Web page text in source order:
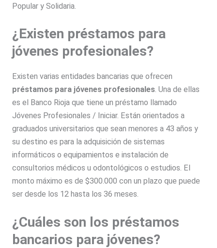
Popular y Solidaria.
¿Existen préstamos para
jóvenes profesionales?
Existen varias entidades bancarias que ofrecen
préstamos para jóvenes profesionales. Una de ellas
es el Banco Rioja que tiene un préstamo llamado
Jóvenes Profesionales / Iniciar. Están orientados a
graduados universitarios que sean menores a 43 años y
su destino es para la adquisición de sistemas
informáticos o equipamientos e instalación de
consultorios médicos u odontológicos o estudios. El
monto máximo es de $300.000 con un plazo que puede
ser desde los 12 hasta los 36 meses.
¿Cuáles son los préstamos
bancarios para jóvenes?